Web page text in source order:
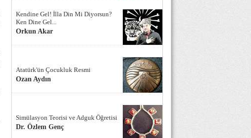
Kendine Gel! İlla Din Mi Diyorsun?
Ken Dine Gel...
Orkun Akar
Atatürk'ün Çocukluk Resmi
Ozan Aydın
Simülasyon Teorisi ve Adguk Öğretisi
Dr. Özlem Genç